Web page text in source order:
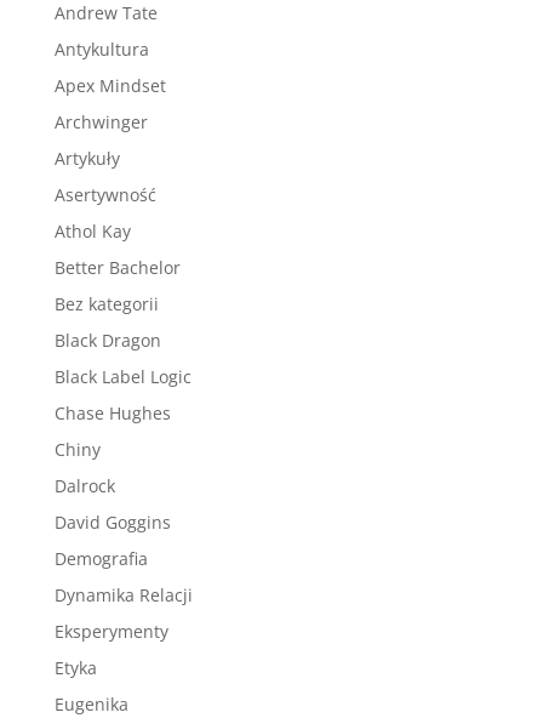
Andrew Tate
Antykultura
Apex Mindset
Archwinger
Artykuły
Asertywność
Athol Kay
Better Bachelor
Bez kategorii
Black Dragon
Black Label Logic
Chase Hughes
Chiny
Dalrock
David Goggins
Demografia
Dynamika Relacji
Eksperymenty
Etyka
Eugenika